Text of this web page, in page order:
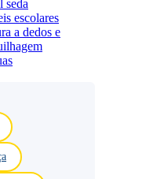
seda
escolares
a dedos e